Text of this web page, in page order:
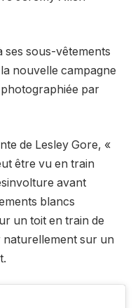
ses sous-vêtements
nouvelle campagne
par
de Lesley Gore, «
être vu en train
avant
blancs
un toit en train de
naturellement sur un